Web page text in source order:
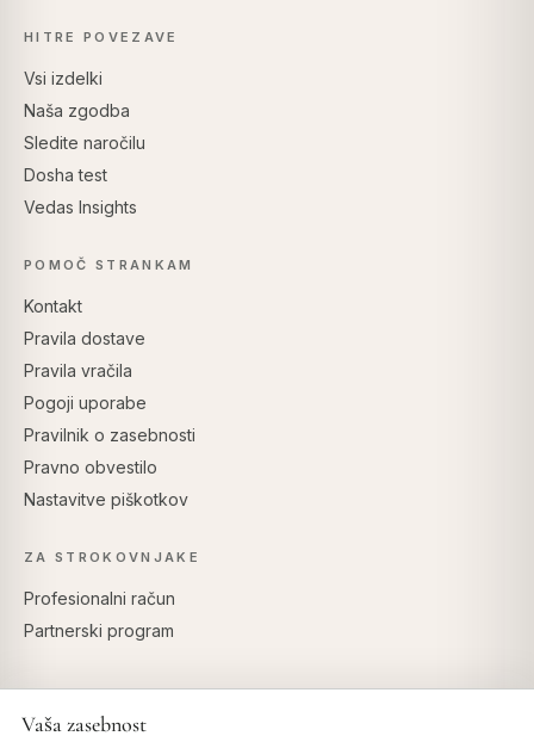
HITRE POVEZAVE
Vsi izdelki
Naša zgodba
Sledite naročilu
Dosha test
Vedas Insights
POMOČ STRANKAM
Kontakt
Pravila dostave
Pravila vračila
Pogoji uporabe
Pravilnik o zasebnosti
Pravno obvestilo
Nastavitve piškotkov
ZA STROKOVNJAKE
Profesionalni račun
Partnerski program
Vaša zasebnost